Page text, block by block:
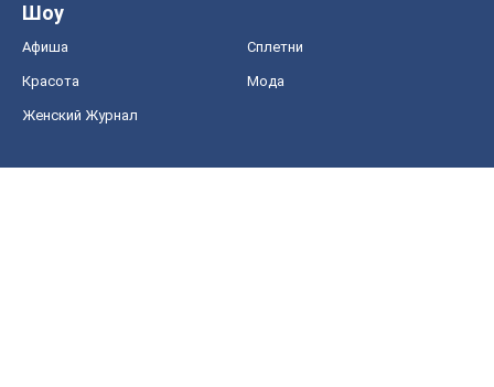
Шоу
Афиша Сплетни
Красота Мода
Женский Журнал